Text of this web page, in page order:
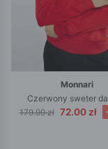
Monnari
Czerwony sweter
179.99 zł 72.00 zł